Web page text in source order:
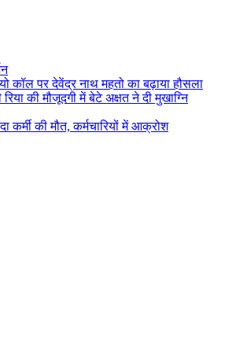
कॉल पर देवेंद्र नाथ महतो का बढ़ाया हौसला
की मौजूदगी में बेटे अक्षत ने दी मुखाग्नि
कर्मी की मौत, कर्मचारियों में आक्रोश